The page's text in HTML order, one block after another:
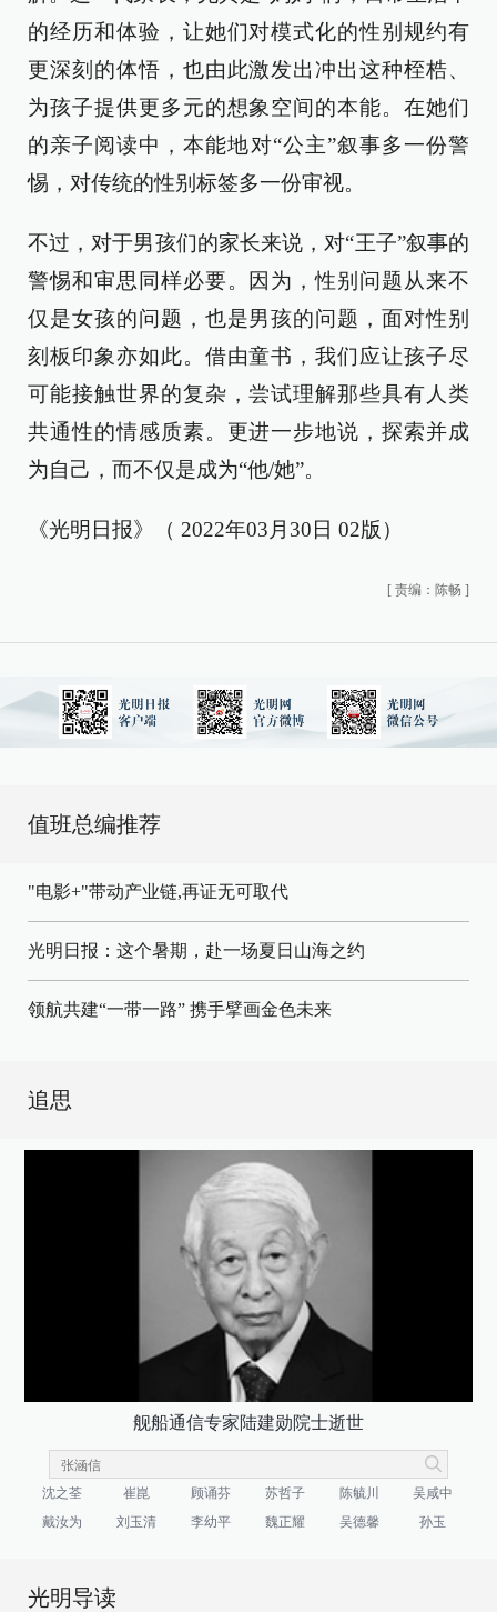
的经历和体验，让她们对模式化的性别规约有
更深刻的体悟，也由此激发出冲出这种桎梏、
为孩子提供更多元的想象空间的本能。在她们
的亲子阅读中，本能地对“公主”叙事多一份警
惕，对传统的性别标签多一份审视。
不过，对于男孩们的家长来说，对“王子”叙事的
警惕和审思同样必要。因为，性别问题从来不
仅是女孩的问题，也是男孩的问题，面对性别
刻板印象亦如此。借由童书，我们应让孩子尽
可能接触世界的复杂，尝试理解那些具有人类
共通性的情感质素。更进一步地说，探索并成
为自己，而不仅是成为“他/她”。
《光明日报》（ 2022年03月30日 02版）
[ 责编：陈畅 ]
值班总编推荐
"电影+"带动产业链,再证无可取代
光明日报：这个暑期，赴一场夏日山海之约
领航共建“一带一路” 携手擘画金色未来
追思
舰船通信专家陆建勋院士逝世
沈之荃 崔崑 顾诵芬 苏哲子 陈毓川
吴咸中
戴汝为
刘玉清 李幼平 魏正耀 吴德馨 孙玉
光明导读